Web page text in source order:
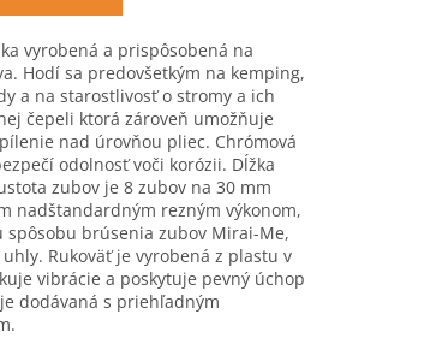
vyrobená a prispôsobená na
Hodí sa predovšetkým na kemping,
a na starostlivosť o stromy a ich
čepeli ktorá zároveň umožňuje
nad úrovňou pliec. Chrómová
odolnosť voči korózii. Dĺžka
zubov je 8 zubov na 30 mm
nadštandardným rezným výkonom,
spôsobu brúsenia zubov Mirai-Me,
Rukoväť je vyrobená z plastu v
vibrácie a poskytuje pevný úchop
dodávaná s priehľadným